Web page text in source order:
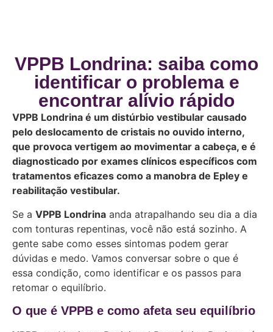
VPPB Londrina: saiba como
identificar o problema e
encontrar alívio rápido
VPPB Londrina é um distúrbio vestibular causado
pelo deslocamento de cristais no ouvido interno,
que provoca vertigem ao movimentar a cabeça, e é
diagnosticado por exames clínicos específicos com
tratamentos eficazes como a manobra de Epley e
reabilitação vestibular.
Se a VPPB Londrina anda atrapalhando seu dia a dia
com tonturas repentinas, você não está sozinho. A
gente sabe como esses sintomas podem gerar
dúvidas e medo. Vamos conversar sobre o que é
essa condição, como identificar e os passos para
retomar o equilíbrio.
O que é VPPB e como afeta seu equilíbrio